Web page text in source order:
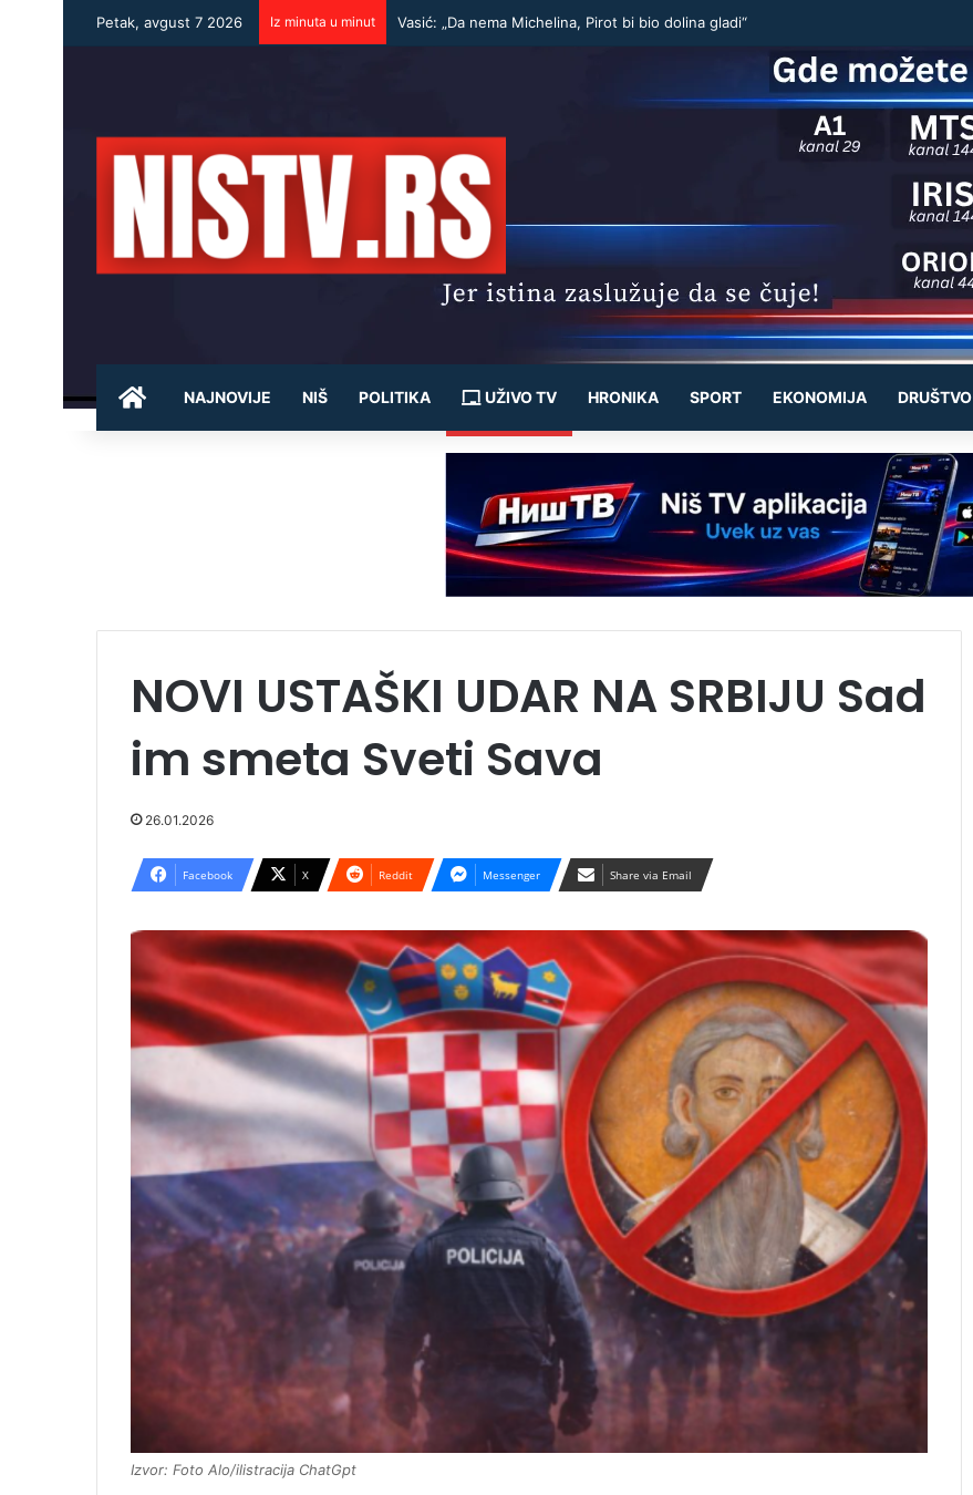
Petak, avgust 7 2026 Iz minuta u minut Vasić: „Da nema Michelina, Pirot bi bio dolina gladi“
POČETNA
NAJNOVIJE NIŠ POLITIKA UŽIVO TV HRONIKA SPORT EKONOMIJA DRUŠTVO
NOVI USTAŠKI UDAR NA SRBIJU Sad
im smeta Sveti Sava
26.01.2026
Facebook X Reddit Messenger Share via Email
Izvor: Foto Alo/ilistracija ChatGpt